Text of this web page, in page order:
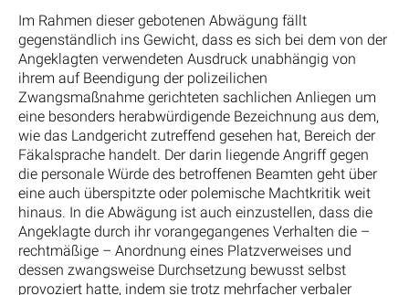
Im Rahmen dieser gebotenen Abwägung fällt
gegenständlich ins Gewicht, dass es sich bei dem von der
Angeklagten verwendeten Ausdruck unabhängig von
ihrem auf Beendigung der polizeilichen
Zwangsmaßnahme gerichteten sachlichen Anliegen um
eine besonders herabwürdigende Bezeichnung aus dem,
wie das Landgericht zutreffend gesehen hat, Bereich der
Fäkalsprache handelt. Der darin liegende Angriff gegen
die personale Würde des betroffenen Beamten geht über
eine auch überspitzte oder polemische Machtkritik weit
hinaus. In die Abwägung ist auch einzustellen, dass die
Angeklagte durch ihr vorangegangenes Verhalten die –
rechtmäßige – Anordnung eines Platzverweises und
dessen zwangsweise Durchsetzung bewusst selbst
provoziert hatte, indem sie trotz mehrfacher verbaler